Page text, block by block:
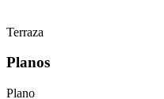
Terraza
Planos
Plano